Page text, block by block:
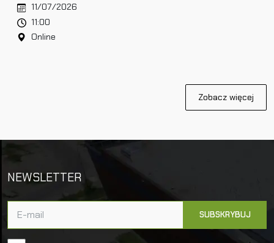
11/07/2026
11:00
Online
Zobacz więcej
NEWSLETTER